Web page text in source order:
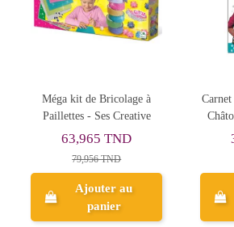
Carnet de Croquis de Mode,
Châton Mignon - Make It
Real
33,596 TND
41,995 TND
Ajouter au
panier